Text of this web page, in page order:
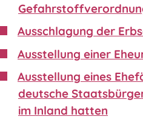
Ausschlagung der
Ausstellung einer
Ausstellung eines
deutsche
im Inland hatten